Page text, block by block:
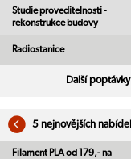
Studie proveditelnosti -
rekonstrukce budovy
Radiostanice
Další poptávky
5 nejnovějších
Filament PLA od 179,- na